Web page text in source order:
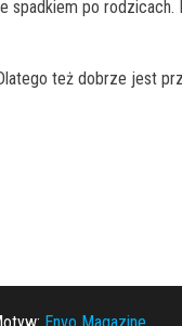
spadkiem po
też dobrze jest
Envo Magazine